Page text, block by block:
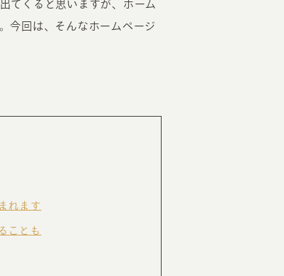
ムページ制作
てくると思いますが、ホーム
今回は、そんなホームページ
れます
ことも